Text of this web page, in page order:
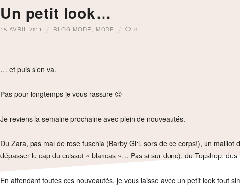
Un petit look…
15 AVRIL 2011 BLOG MODE MODE 0
… et puis s’en va.
Pas pour longtemps je vous rassure 😉
Je reviens la semaine prochaine avec plein de nouveautés.
Du Zara, pas mal de rose fuschia (Barby Girl, sors de ce corps!), un maillot
dépasser le cap du cuissot « blancas »… Pas si sur donc), du Topshop,
En attendant toutes ces nouveautés, je vous laisse avec un petit look tout